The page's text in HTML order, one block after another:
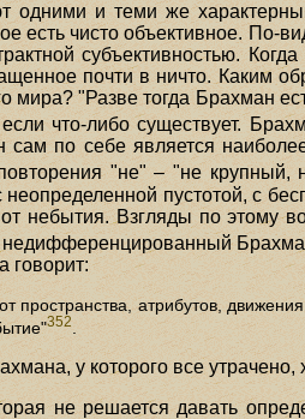
одними и теми же
есть чисто объективное. По-
субъективностью.
почти в ничто. Каким
мира? "Разве тогда Брахман
что-либо существует.
сам по себе является
"не" – "не
пустотой, с
от небытия. Взгляды по
недифференцированный
говорит:
пространства, атрибутов,
352
у которого все утрачено,
не решается давать